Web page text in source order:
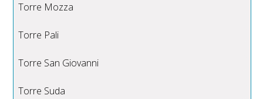
Torre Mozza
Torre Pali
Torre San Giovanni
Torre Suda